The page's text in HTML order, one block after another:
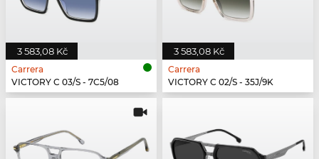
3 583,08 Kč
Carrera
VICTORY C 03/S - 7C5/08
3 583,08 Kč
Carrera
VICTORY C 02/S - 35J/9K